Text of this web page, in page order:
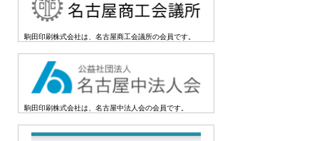
駒田印刷株式会社は、名古屋商工会議所の会員です。
駒田印刷株式会社は、名古屋中法人会の会員です。